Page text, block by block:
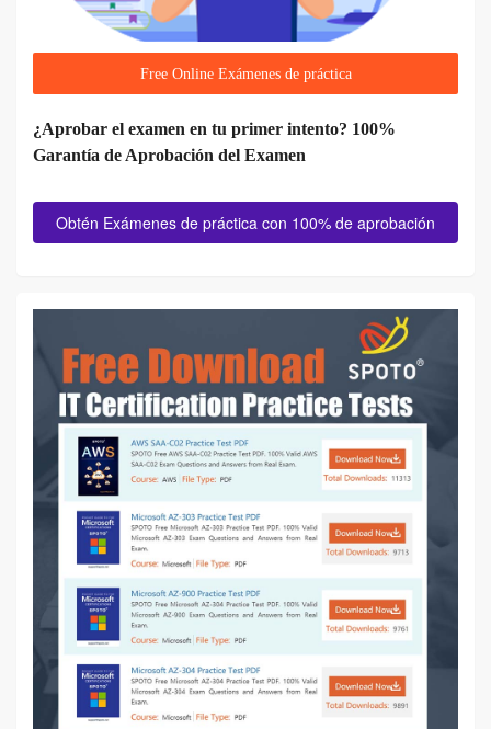
Free Online Exámenes de práctica
¿Aprobar el examen en tu primer intento? 100%
Garantía de Aprobación del Examen
Obtén Exámenes de práctica con 100% de aprobación